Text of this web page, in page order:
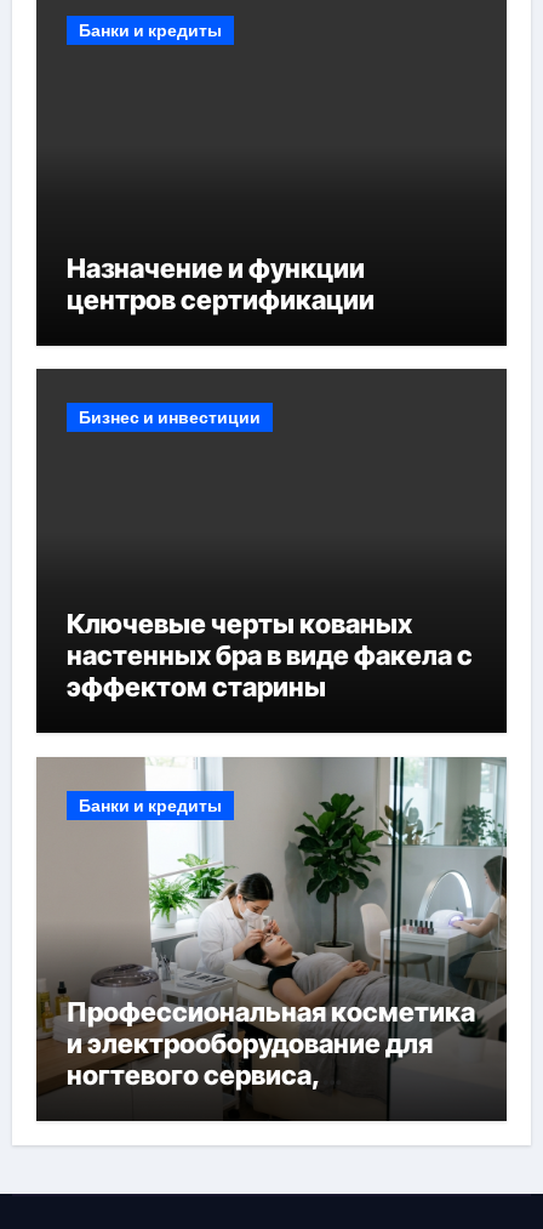
Банки и кредиты
Назначение и функции
центров сертификации
Бизнес и инвестиции
Ключевые черты кованых
настенных бра в виде факела с
эффектом старины
Банки и кредиты
Профессиональная косметика
и электрооборудование для
ногтевого сервиса,
наращивания ресниц и
депиляции